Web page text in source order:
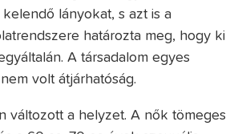
lányokat, s azt is a
határozta meg, hogy ki
A társadalom egyes
volt átjárhatóság.
változott a helyzet. A nők tömeges